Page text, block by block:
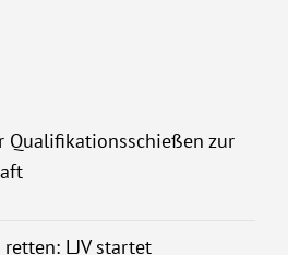
Qualifikationsschießen zur
LJV startet